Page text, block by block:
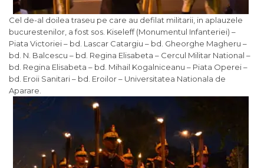
Cel de-al doilea traseu pe care au defilat militarii, in aplauzele
bucurestenilor, a fost sos. Kiseleff (Monumentul Infanteriei) –
Piata Victoriei – bd. Lascar Catargiu – bd. Gheorghe Magheru –
bd. N. Balcescu – bd. Regina Elisabeta – Cercul Militar National –
bd. Regina Elisabeta – bd. Mihail Kogalniceanu – Piata Operei –
bd. Eroii Sanitari – bd. Eroilor – Universitatea Nationala de
Aparare.